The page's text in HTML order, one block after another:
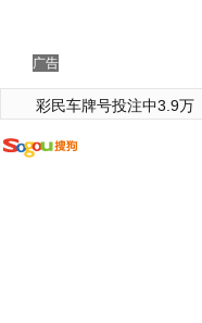
广告
彩民车牌号投注中3.9万